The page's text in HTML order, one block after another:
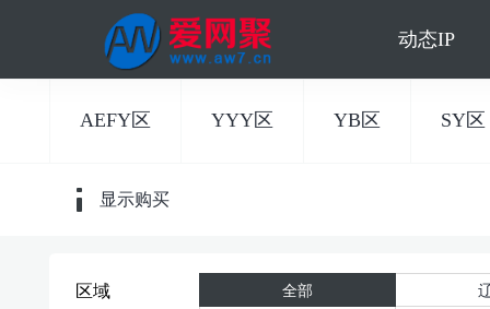
动态IP
AEFY区 YYY区 YB区 SY区
显示购买
区域 全部